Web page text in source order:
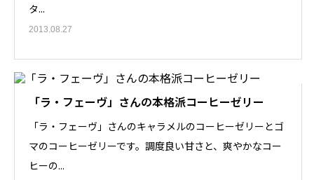
タ...
2013.08.27
「ラ・フェーヴ」さんの本格派コーヒーゼリー
「ラ・フェーヴ」さんのキャラメルのコーヒーゼリーとゴ
マのコーヒーゼリーです。調度良い甘さと、爽やかなコー
ヒーの...